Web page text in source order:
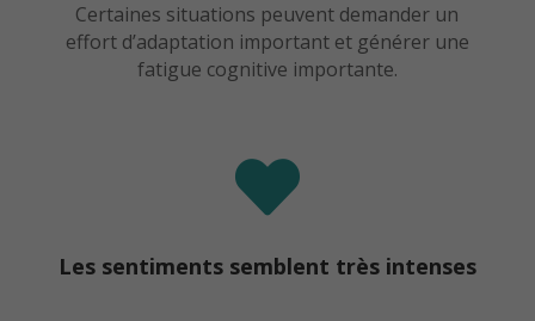
Certaines situations peuvent demander un
effort d’adaptation important et générer une
fatigue cognitive importante.

Les sentiments semblent très intenses